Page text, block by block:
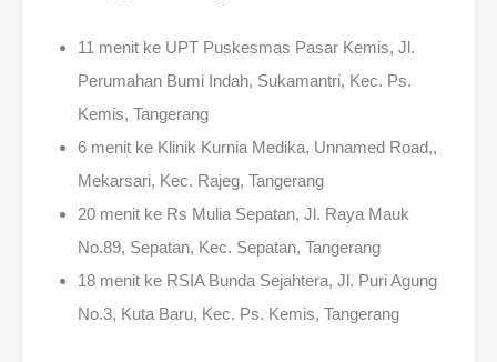
11 menit ke UPT Puskesmas Pasar Kemis, Jl.
Perumahan Bumi Indah, Sukamantri, Kec. Ps.
Kemis, Tangerang
6 menit ke Klinik Kurnia Medika, Unnamed Road,,
Mekarsari, Kec. Rajeg, Tangerang
20 menit ke Rs Mulia Sepatan, Jl. Raya Mauk
No.89, Sepatan, Kec. Sepatan, Tangerang
18 menit ke RSIA Bunda Sejahtera, Jl. Puri Agung
No.3, Kuta Baru, Kec. Ps. Kemis, Tangerang